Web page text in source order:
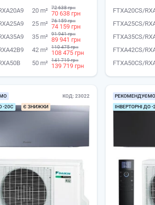
20 m² 72 638 грн
70 638 грн
25 m² 76 159 грн
74 159 грн
35 m² 91 941 грн
89 941 грн
42 m² 110 475 грн
108 475 грн
50 m² 141 719 грн
139 719 грн
FTXA20CS/
FTXA25CS/
FTXA35CS/
FTXA42CS/
FTXA50CS/
-20С
Є ЗНИЖКИ
КОД 23022
РЕКОМЕНДУЄМО
ІНВЕРТОРНІ ДО -